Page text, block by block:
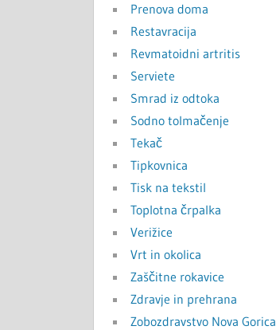
Prenova doma
Restavracija
Revmatoidni artritis
Serviete
Smrad iz odtoka
Sodno tolmačenje
Tekač
Tipkovnica
Tisk na tekstil
Toplotna črpalka
Verižice
Vrt in okolica
Zaščitne rokavice
Zdravje in prehrana
Zobozdravstvo Nova Gorica